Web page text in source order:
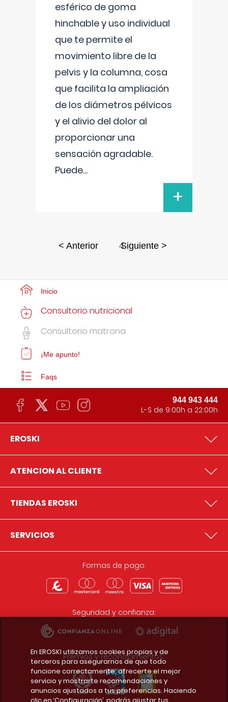
esférico de goma
hinchable y uso individual
que te permite el
movimiento libre de la
pelvis y la columna, cosa
que facilita la ampliación
de los diámetros pélvicos
y el alivio del dolor al
proporcionar una
sensación agradable.
Puede...
+
< Anterior 4
Siguiente >
Inicio
Consultorio nutricional
Consultorio matrona
¡Me apunto!
Faqs
944 943 444
L-S de 9:00h a 22:00h
EROSKI
ATENCION AL CLIENTE
TIENDAS EROSKI
SERVICIOS
Formas de pago:
Seguridad y confianza:
Premios y reconocimientos:
En EROSKI utilizamos cookies propias y de
terceros para asegurarnos de que todo
funcione correctamente, ofrecerte el mejor
servicio y mostrarte recomendaciones y
anuncios ajustados a tus preferencias. Haciendo
clic en ‘Configuración’, podrás ajustar tus